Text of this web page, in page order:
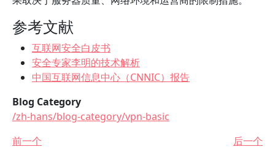
参考文献
互联网安全白皮书
安全专家李明的技术解析
中国互联网信息中心（CNNIC）报告
Blog Category
/zh-hans/blog-category/vpn-basic
前一个
后一个